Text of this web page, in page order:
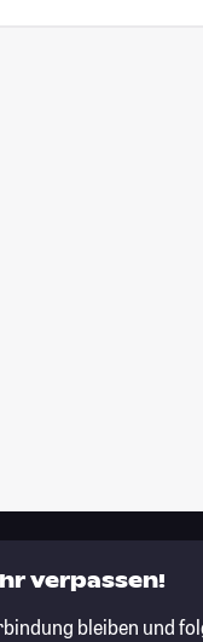
verpassen!
bleiben und